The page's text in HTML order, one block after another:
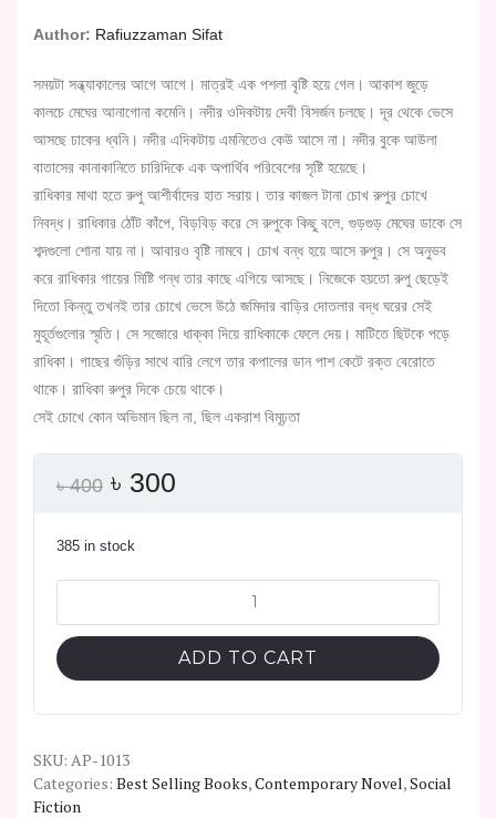
of 5 based
rating
Author: Rafiuzzaman Sifat
সময়টা সন্ধ্যাকালের আগে আগে। মাত্রই এক পশলা বৃষ্টি হয়ে গেল। আকাশ জুড়ে
কালচে মেঘের আনাগোনা কমেনি। নদীর ওদিকটায় দেবী বিসর্জন চলছে। দূর থেকে ভেসে
আসছে ঢাকের ধ্বনি। নদীর এদিকটায় এমনিতেও কেউ আসে না। নদীর বুকে আউলা
বাতাসের কানাকানিতে চারিদিকে এক অপার্থিব পরিবেশের সৃষ্টি হয়েছে।
রাধিকার মাথা হতে রুপু আশীর্বাদের হাত সরায়। তার কাজল টানা চোখ রুপুর চোখে
নিবদ্ধ। রাধিকার ঠোঁট কাঁপে, বিড়বিড় করে সে রুপুকে কিছু বলে, গুড়গুড় মেঘের ডাকে সে
শব্দগুলো শোনা যায় না। আবারও বৃষ্টি নামবে। চোখ বন্ধ হয়ে আসে রুপুর। সে অনুভব
করে রাধিকার গায়ের মিষ্টি গন্ধ তার কাছে এগিয়ে আসছে। নিজেকে হয়তো রুপু ছেড়েই
দিতো কিন্তু তখনই তার চোখে ভেসে উঠে জমিদার বাড়ির দোতলার বদ্ধ ঘরের সেই
মুহূর্তগুলোর স্মৃতি। সে সজোরে ধাক্কা দিয়ে রাধিকাকে ফেলে দেয়। মাটিতে ছিটকে পড়ে
রাধিকা। গাছের গুঁড়ির সাথে বারি লেগে তার কপালের ডান পাশ কেটে রক্ত বেরোতে
থাকে। রাধিকা রুপুর দিকে চেয়ে থাকে।
সেই চোখে কোন অভিমান ছিল না, ছিল একরাশ বিমূঢ়তা
৳400 Original
was:
৳ 400.
৳ 300
৳ 300.
385 in stock
ADD TO CART
SKU: AP-1013
Categories: Best Selling Books,Contemporary Novel,Social
Fiction